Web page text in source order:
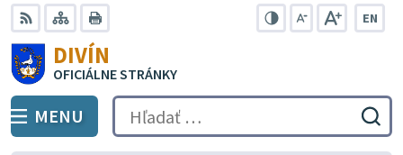
Preskočiť
na
obsah
RSS Mapa
EN
DIVÍN
OFICIÁLNE STRÁNKY
PREPNÚŤ
MENU Hľadať: